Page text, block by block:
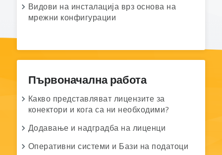
Видови на инсталација врз основа на
мрежни конфигурации
Първоначална работа
Какво представляват лицензите за
конектори и кога са ни необходими?
Додавање и надградба на лиценци
Оперативни системи и Бази на податоци